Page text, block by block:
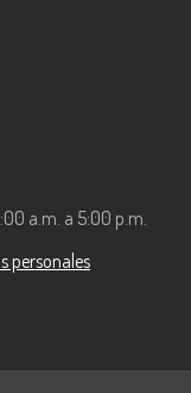
a.m. a 5:00 p.m.
personales